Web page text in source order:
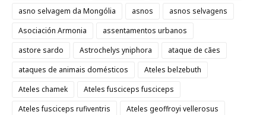
asno selvagem da Mongólia
asnos
asnos selvagens
Asociación Armonia
assentamentos urbanos
astore sardo
Astrochelys yniphora
ataque de cães
ataques de animais domésticos
Ateles belzebuth
Ateles chamek
Ateles fusciceps fusciceps
Ateles fusciceps rufiventris
Ateles geoffroyi vellerosus